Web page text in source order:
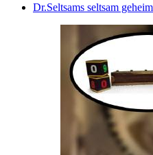
Dr.Seltsams seltsam